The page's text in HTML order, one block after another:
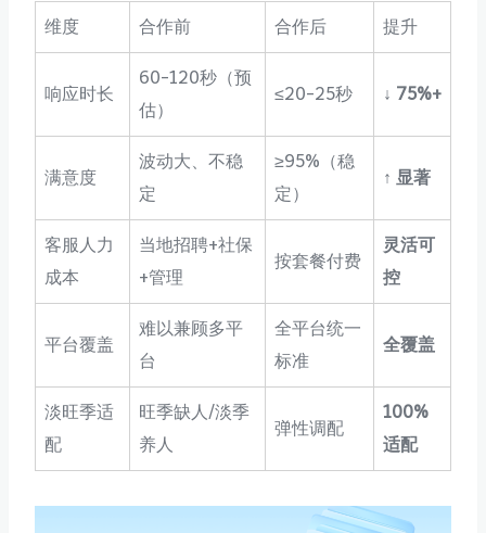
维度 合作前 合作后 提升
响应时长
60-120秒（预
估）
≤20-25秒 ↓ 75%+
满意度
波动大、不稳
定
≥95%（稳
定）
↑ 显著
客服人力
成本
当地招聘+社保
+管理
按套餐付费
灵活可
控
平台覆盖
难以兼顾多平
台
全平台统一
标准
全覆盖
淡旺季适
配
旺季缺人/淡季
养人
弹性调配
100%
适配